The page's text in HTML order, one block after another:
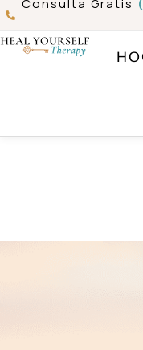
Ir
al
Consulta Gratis